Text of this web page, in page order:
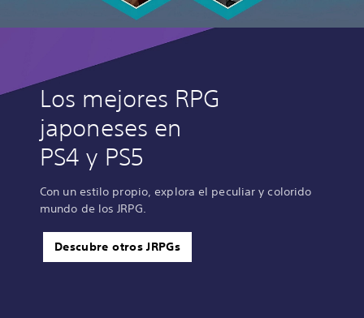
Los mejores RPG
japoneses en
PS4 y PS5
Con un estilo propio, explora el peculiar y colorido
mundo de los JRPG.
Descubre otros JRPGs